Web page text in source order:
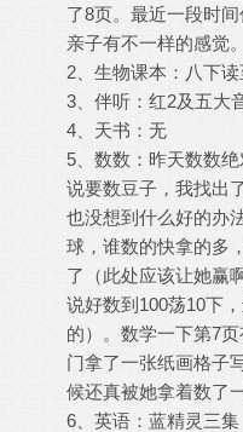
了8页。最近一段时
亲子有不一样的感觉。
2、生物课本：八下读
3、伴听：红2及五大
4、天书：无
5、数数：昨天数数
说要数豆子，我找出
也没想到什么好的办
球，谁数的快拿的多
了（此处应该让她赢
说好数到100荡10下
的）。数学一下第7
门拿了一张纸画格子
候还真被她拿着数了
6、英语：蓝精灵三集